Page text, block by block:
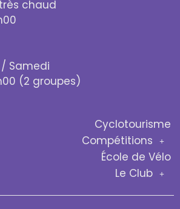
chaud
Samedi
(2 groupes)
Cyclotourisme
Compétitions
École de Vélo
Le Club